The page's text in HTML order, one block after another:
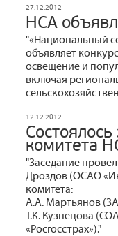
27.12.2012
НСА
"«Национальный
объявляет
освещение и
включая
12.12.2012
комитета
"Заседание
Дроздов (ОСАО
комитета:
А.А. Мартьянов
Т.К. Кузнецова
«Росгосстрах»)."